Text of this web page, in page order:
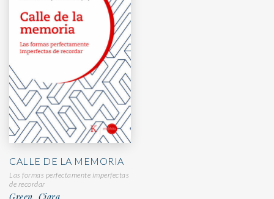
CALLE DE LA MEMORIA
Las formas perfectamente imperfectas
de recordar